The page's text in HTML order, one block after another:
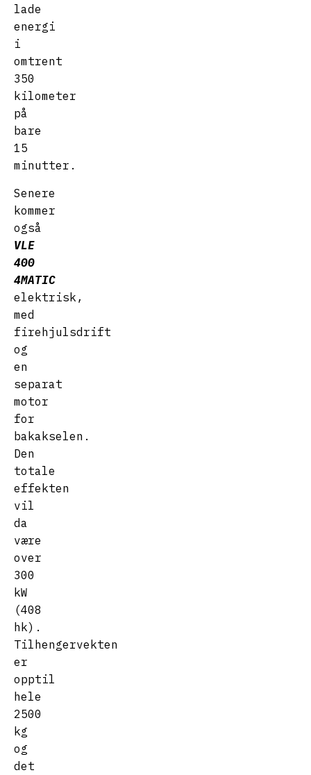
lade
energi
i
omtrent
350
kilometer
på
bare
15
minutter.
Senere
kommer
også
VLE
400
4MATIC
elektrisk,
med
firehjulsdrift
og
en
separat
motor
for
bakakselen.
Den
totale
effekten
vil
da
være
over
300
kW
(408
hk).
Tilhengervekten
er
opptil
hele
2500
kg
og
det